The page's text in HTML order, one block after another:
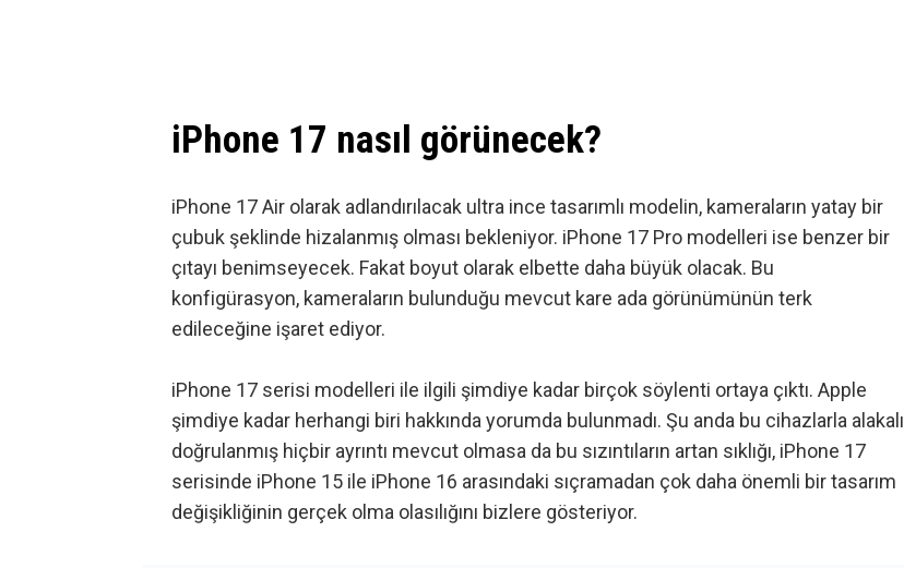
iPhone 17 nasıl görünecek?
iPhone 17 Air olarak adlandırılacak ultra ince tasarımlı modelin, kameraların yatay bir
çubuk şeklinde hizalanmış olması bekleniyor. iPhone 17 Pro modelleri ise benzer bir
çıtayı benimseyecek. Fakat boyut olarak elbette daha büyük olacak. Bu
konfigürasyon, kameraların bulunduğu mevcut kare ada görünümünün terk
edileceğine işaret ediyor.
iPhone 17 serisi modelleri ile ilgili şimdiye kadar birçok söylenti ortaya çıktı. Apple
şimdiye kadar herhangi biri hakkında yorumda bulunmadı. Şu anda bu cihazlarla alakalı
doğrulanmış hiçbir ayrıntı mevcut olmasa da bu sızıntıların artan sıklığı, iPhone 17
serisinde iPhone 15 ile iPhone 16 arasındaki sıçramadan çok daha önemli bir tasarım
değişikliğinin gerçek olma olasılığını bizlere gösteriyor.